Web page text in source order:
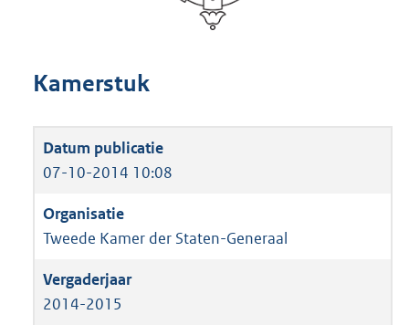
Kamerstuk
07-10-2014 10:08
Tweede Kamer der Staten-Generaal
2014-2015